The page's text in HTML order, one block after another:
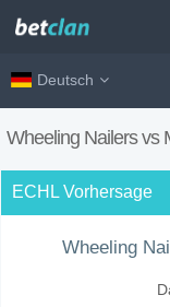
Deutsch
Wheeling Nailers vs
ECHL Vorhersage
Wheeling